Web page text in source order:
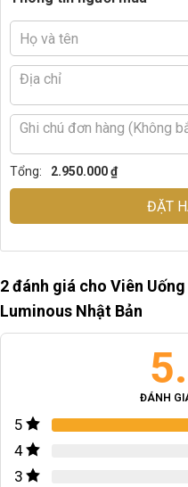
Tổng: 2.950.000 ₫
ĐẶT
2 đánh giá cho Viên
Luminous Nhật Bản
ĐÁNH
5
4
3